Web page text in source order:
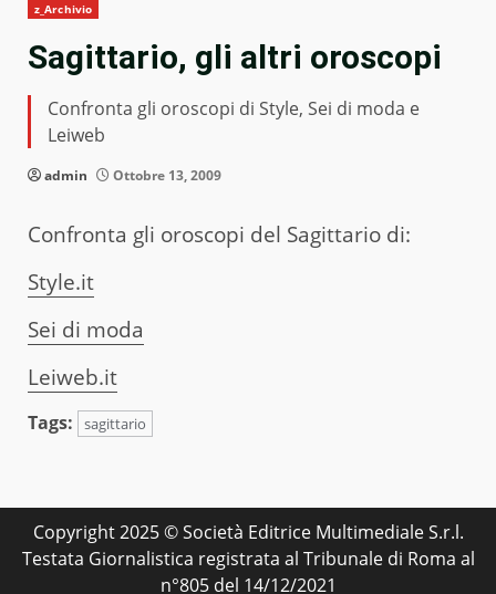
z_Archivio
Sagittario, gli altri oroscopi
Confronta gli oroscopi di Style, Sei di moda e
Leiweb
admin Ottobre 13, 2009
Confronta gli oroscopi del Sagittario di:
Style.it
Sei di moda
Leiweb.it
Tags: sagittario
Copyright 2025 © Società Editrice Multimediale S.r.l.
Testata Giornalistica registrata al Tribunale di Roma al
n°805 del 14/12/2021